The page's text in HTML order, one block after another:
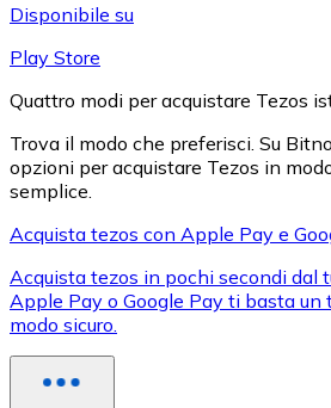
XRP
XRP
Disponibile su
Play Store
Quattro modi per acquistare Tezos
Trova il modo che preferisci. Su
opzioni per acquistare Tezos in
semplice.
Acquista tezos con Apple Pay e
Acquista tezos in pochi secondi dal
Apple Pay o Google Pay ti basta un
modo sicuro.